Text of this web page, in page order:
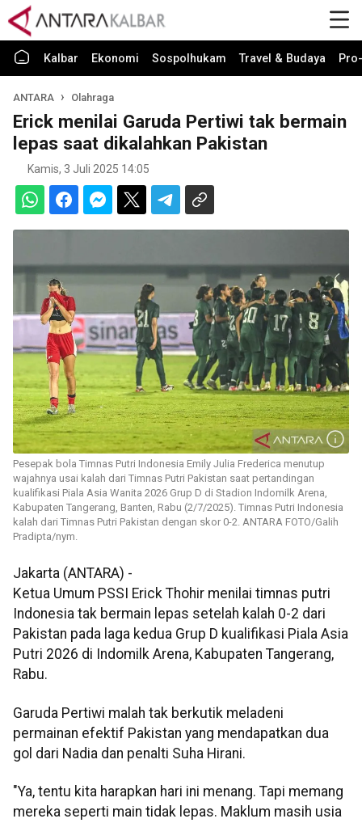
Kalbar Ekonomi Sospolhukam Travel & Budaya
ANTARA Olahraga
Erick menilai Garuda Pertiwi tak bermain
lepas saat dikalahkan Pakistan
Kamis, 3 Juli 2025 14:05
Pesepak bola Timnas Putri Indonesia Emily Julia Frederica menutup
wajahnya usai kalah dari Timnas Putri Pakistan saat pertandingan
kualifikasi Piala Asia Wanita 2026 Grup D di Stadion Indomilk Arena,
Kabupaten Tangerang, Banten, Rabu (2/7/2025). Timnas Putri Indonesia
kalah dari Timnas Putri Pakistan dengan skor 0-2. ANTARA FOTO/Galih
Pradipta/nym.
Jakarta (ANTARA) -
Ketua Umum PSSI Erick Thohir menilai timnas putri
Indonesia tak bermain lepas setelah kalah 0-2 dari
Pakistan pada laga kedua Grup D kualifikasi Piala Asia
Putri 2026 di Indomilk Arena, Kabupaten Tangerang,
Rabu.
Garuda Pertiwi malah tak berkutik meladeni
permainan efektif Pakistan yang mendapatkan dua
gol dari Nadia dan penalti Suha Hirani.
"Ya, tentu kita harapkan hari ini menang. Tapi memang
mereka seperti main tidak lepas. Maklum masih usia